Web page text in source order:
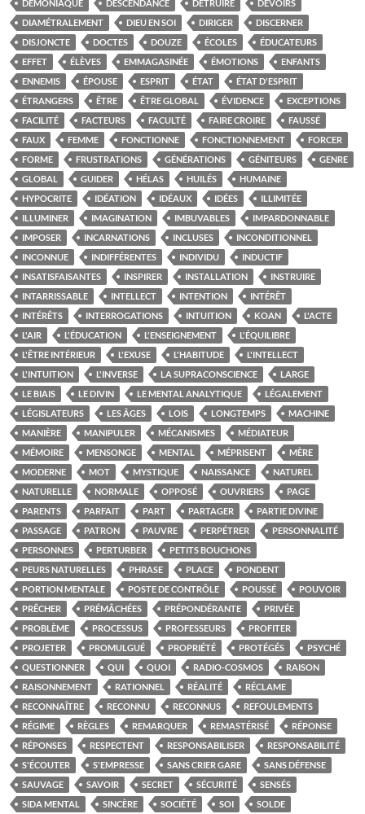
DÉMONIAQUE DESCENDANCE DÉTRUIRE
DEVOIRS
DIAMÉTRALEMENT
DIEU EN SOI DIRIGER
DISCERNER
DISJONCTE
DOCTES DOUZE ÉCOLES
ÉDUCATEURS
EFFET
ÉLÈVES EMMAGASINÉE ÉMOTIONS
ENFANTS
ENNEMIS
ÉPOUSE ESPRIT ÉTAT
ÉTAT D'ESPRIT
ÉTRANGERS
ÊTRE ÊTRE GLOBAL ÉVIDENCE
EXCEPTIONS
FACILITÉ
FACTEURS FACULTÉ FAIRE CROIRE
FAUSSÉ
FAUX
FEMME FONCTIONNE FONCTIONNEMENT
FORCER
FORME
FRUSTRATIONS GÉNÉRATIONS GÉNITEURS
GENRE
GLOBAL
GUIDER HÉLAS HUILÉS
HUMAINE
HYPOCRITE
IDÉATION IDÉAUX IDÉES
ILLIMITÉE
ILLUMINER
IMAGINATION IMBUVABLES
IMPARDONNABLE
IMPOSER
INCARNATIONS INCLUSES
INCONDITIONNEL
INCONNUE
INDIFFÉRENTES INDIVIDU
INDUCTIF
INSATISFAISANTES
INSPIRER INSTALLATION
INSTRUIRE
INTARRISSABLE
INTELLECT INTENTION
INTÉRÊT
INTÉRÊTS
INTERROGATIONS INTUITION KOAN
L'ACTE
L'AIR
L'ÉDUCATION L'ENSEIGNEMENT
L'ÉQUILIBRE
L'ÊTRE INTÉRIEUR
L'EXUSE L'HABITUDE
L'INTELLECT
L'INTUITION
L'INVERSE LA SUPRACONSCIENCE
LARGE
LE BIAIS
LE DIVIN LE MENTAL ANALYTIQUE
LÉGALEMENT
LÉGISLATEURS
LES ÂGES LOIS LONGTEMPS
MACHINE
MANIÈRE
MANIPULER MÉCANISMES
MÉDIATEUR
MÉMOIRE
MENSONGE MENTAL MÉPRISENT
MÈRE
MODERNE
MOT MYSTIQUE NAISSANCE
NATUREL
NATURELLE
NORMALE OPPOSÉ OUVRIERS
PAGE
PARENTS
PARFAIT PART PARTAGER
PARTIE DIVINE
PASSAGE
PATRON PAUVRE PERPÉTRER
PERSONNALITÉ
PERSONNES
PERTURBER
PETITS BOUCHONS
PEURS NATURELLES
PHRASE PLACE
PONDENT
PORTION MENTALE
POSTE DE CONTRÔLE POUSSÉ
POUVOIR
PRÊCHER
PRÉMÂCHÉES PRÉPONDÉRANTE
PRIVÉE
PROBLÈME
PROCESSUS PROFESSEURS
PROFITER
PROJETER
PROMULGUÉ PROPRIÉTÉ PROTÉGÉS
PSYCHÉ
QUESTIONNER
QUI QUOI RADIO-COSMOS
RAISON
RAISONNEMENT
RATIONNEL RÉALITÉ
RÉCLAME
RECONNAÎTRE
RECONNU RECONNUS
REFOULEMENTS
RÉGIME
RÈGLES REMARQUER REMASTÉRISÉ
RÉPONSE
RÉPONSES
RESPECTENT RESPONSABILISER
RESPONSABILITÉ
S'ÉCOUTER
S'EMPRESSE SANS CRIER GARE
SANS DÉFENSE
SAUVAGE
SAVOIR SECRET SÉCURITÉ
SENSÉS
SIDA MENTAL
SINCÈRE SOCIÉTÉ SOI
SOLDE